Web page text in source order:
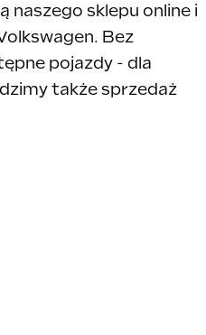
naszego sklepu online i
Bez
pojazdy - dla
także sprzedaż